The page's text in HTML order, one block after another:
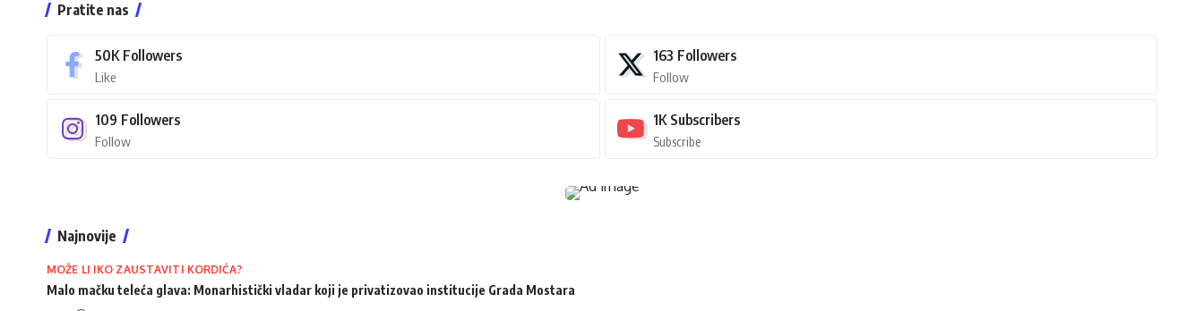
Pratite nas
50K Followers
Like
163 Followers
Follow
109 Followers
Follow
1K Subscribers
Subscribe
Najnovije
MOŽE LI IKO ZAUSTAVITI KORDIĆA?
Malo mačku teleća glava: Monarhistički vladar koji je privatizovao institucije Grada Mostara